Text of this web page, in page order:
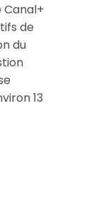
Canal+
de
du
13